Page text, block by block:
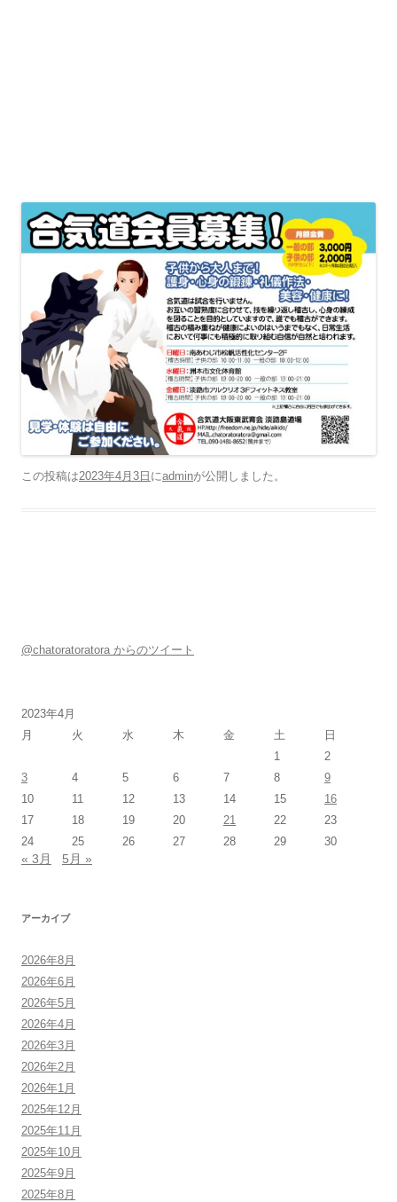
この投稿は2023年4月3日 にadminが公開しました 。
@chatoratoratora からのツイート
2023年4月
月
火 水 木 金 土
日
1
2
3
4 5 6 7 8
9
10
11 12 13 14 15
16
17
18 19 20 21 22
23
24
25 26 27 28 29 30
« 3月 5月 »
アーカイブ
2026年8月
2026年6月
2026年5月
2026年4月
2026年3月
2026年2月
2026年1月
2025年12月
2025年11月
2025年10月
2025年9月
2025年8月